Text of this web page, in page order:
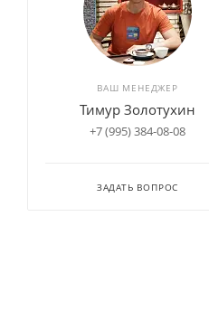
ВАШ МЕНЕДЖЕР
Тимур Золотухин
+7 (995) 384-08-08
ЗАДАТЬ ВОПРОС